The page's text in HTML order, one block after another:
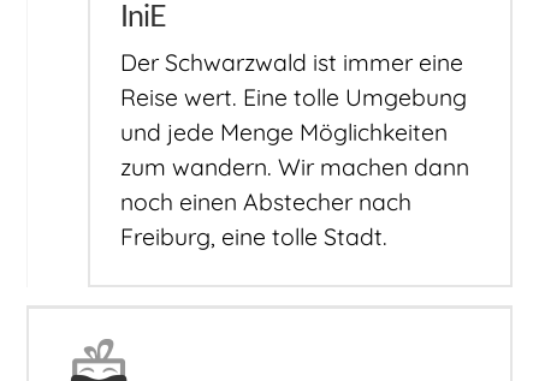
IniE
Der Schwarzwald ist immer eine
Reise wert. Eine tolle Umgebung
und jede Menge Möglichkeiten
zum wandern. Wir machen dann
noch einen Abstecher nach
Freiburg, eine tolle Stadt.